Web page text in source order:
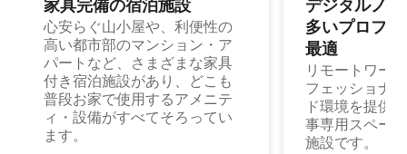
家具完備の宿⁠泊⁠施⁠設
心安らぐ山小屋や、利便性の
高い都市部のマンション・ア
パートなど、さまざまな家具
付き宿泊施設があり、どこも
普段お家で使用するアメニテ
ィ・設備がすべてそろってい
ます。
デジタルノ
多⁠いプ⁠ロ⁠フ⁠
最⁠適
リモートワー
フェッショナ
ド環境を提供
事専用スペー
施設です。